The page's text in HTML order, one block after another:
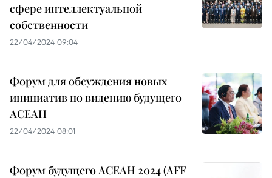
сфере интеллектуальной
собственности
22/04/2024 09:04
Форум для обсуждения новых
инициатив по видению будущего
АСЕАН
22/04/2024 08:01
Форум будущего АСЕАН 2024 (AFF